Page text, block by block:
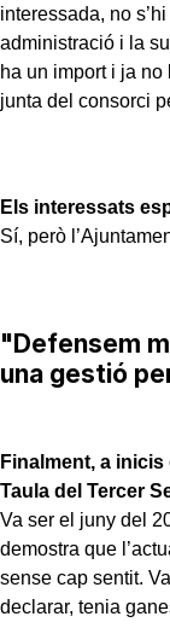
interessada, no
administració i la
ha un import i ja
junta del consorci
Els interessats
Sí, però
"Defensem
una gestió
Finalment, a
Taula del Tercer
Va ser el juny del
demostra que
sense cap sentit.
declarar, tenia